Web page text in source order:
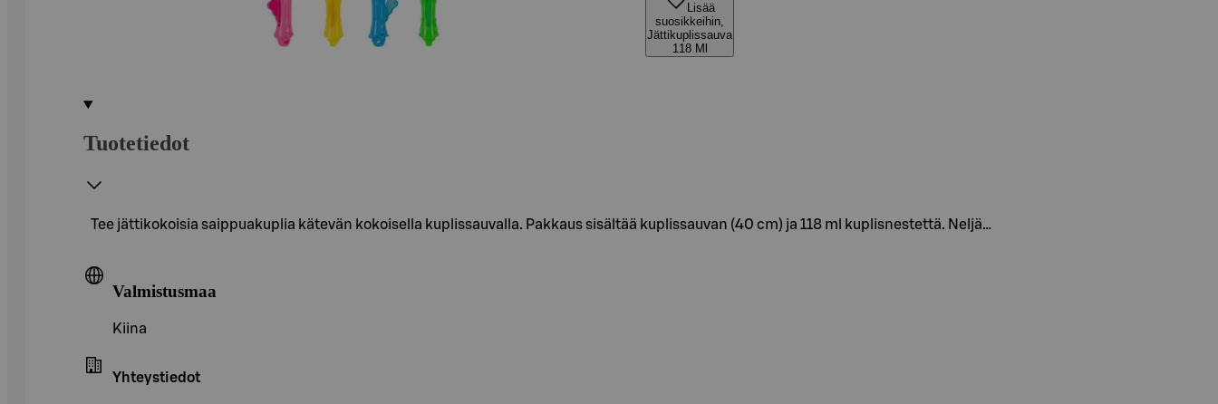
Lisää
suosikkeihin,
Jättikuplissauva
118 Ml
Tuotetiedot
Tee jättikokoisia saippuakuplia kätevän kokoisella kuplissauvalla. Pakkaus sisältää kuplissauvan (40 cm) ja 118 ml kuplisnestettä. Neljä…
Valmistusmaa
Kiina
Yhteystiedot